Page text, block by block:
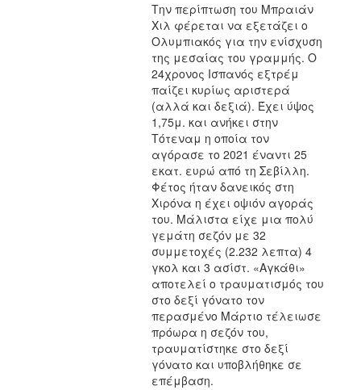
Την περίπτωση του Μπραιάν
Χιλ φέρεται να εξετάζει ο
Ολυμπιακός για την ενίσχυση
της μεσαίας του γραμμής. Ο
24χρονος Ισπανός εξτρέμ
παίζει κυρίως αριστερά
(αλλά και δεξιά). Έχει ύψος
1,75μ. και ανήκει στην
Τότεναμ η οποία τον
αγόρασε το 2021 έναντι 25
εκατ. ευρώ από τη Σεβίλλη.
Φέτος ήταν δανεικός στη
Χιρόνα η έχει οψιόν αγοράς
του. Μάλιστα είχε μια πολύ
γεμάτη σεζόν με 32
συμμετοχές (2.232 λεπτα) 4
γκολ και 3 ασίστ. «Αγκάθι»
αποτελεί ο τραυματισμός του
στο δεξί γόνατο τον
περασμένο Μάρτιο τέλειωσε
πρόωρα η σεζόν του,
τραυματίστηκε στο δεξί
γόνατο και υποβλήθηκε σε
επέμβαση.